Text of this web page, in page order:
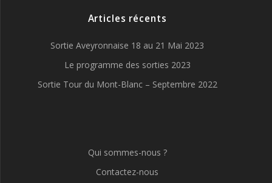
Articles récents
Sortie Aveyronnaise 18 au 21 Mai 2023
Le programme des sorties 2023
Sortie Tour du Mont-Blanc – Septembre 2022
Qui sommes-nous ?
Contactez-nous